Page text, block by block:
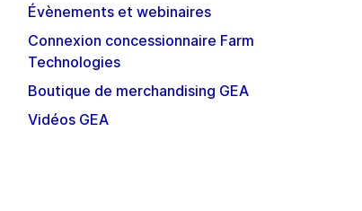
Évènements et webinaires
Connexion concessionnaire Farm
Technologies
Boutique de merchandising GEA
Vidéos GEA